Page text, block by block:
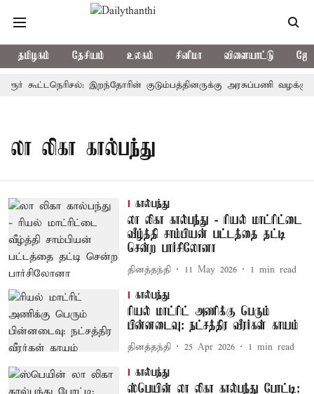
தமிழகம் தேசியம் உலகம் சினிமா விளையாட்டு
கூட்டநெரிசல்: இறந்தோரின் குடும்பத்தினருக்கு அரசுப்பணி வழக்கு;
லா லிகா கால்பந்து
கால்பந்து
லா லிகா கால்பந்து - ரியல் மாட்ரிட்டை
வீழ்த்தி சாம்பியன் பட்டத்தை தட்டி
சென்ற பார்சிலோனா
தினத்தந்தி 11 May 2026 1 min read
கால்பந்து
ரியல் மாட்ரிட் அணிக்கு பெரும்
பின்னடைவு: நட்சத்திர வீரர்கள் காயம்
தினத்தந்தி 25 Apr 2026 1 min read
கால்பந்து
ஸ்பெயின் லா லிகா கால்பந்து போட்டி: